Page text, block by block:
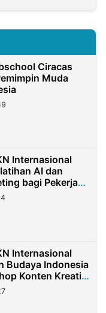
Ciracas
Muda
Internasional
AI dan
bagi Pekerja
di Taiwan
Internasional
Budaya Indonesia
Konten Kreatif